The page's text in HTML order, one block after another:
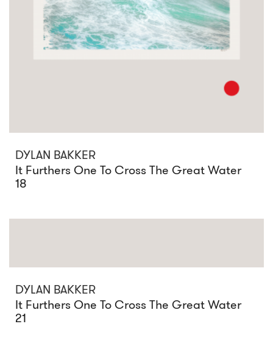
DYLAN BAKKER
It Furthers One To Cross The Great Water
18
DYLAN BAKKER
It Furthers One To Cross The Great Water
21